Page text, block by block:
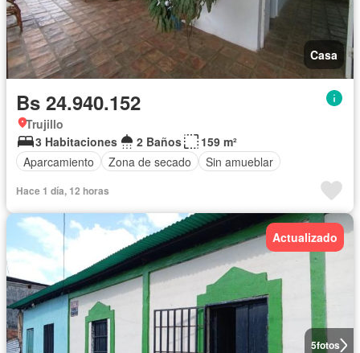
Casa
Bs 24.940.152
Trujillo
3 Habitaciones
2 Baños
159 m²
Aparcamiento
Zona de secado Sin amueblar
Hace 1 día, 12 horas
5fotos
Actualizado